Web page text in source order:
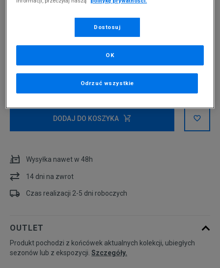
Rozmiary EU Rozmiary US
36 2/3 22,5 cm
37 1/3 23 cm
38 2/3 24 cm
DODAJ DO KOSZYKA
Wysyłka nawet w 48h
14 dni na zwrot
Czas realizacji 2-5 dni roboczych
OUTLET
Produkt pochodzi z końcówek aktualnych kolekcji, ubiegłych
sezonów lub z ekspozycji. Szczegóły.
Dostosuj
Odrzuć wszystkie
OK